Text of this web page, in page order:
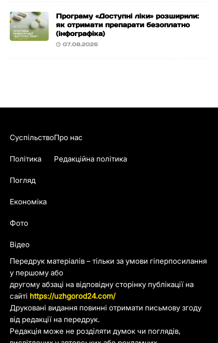
Програму «Доступні ліки» розширили:
як отримати препарати безоплатно
(інфографіка)
07.08.2026
Передрук матеріалів – тільки за умови гіперпосилання
у першому або
другому абзаці на відповідну сторінку публікації на
сайті https://uzhgorod24.com/
Друковані видання повинні отримати письмову згоду
від редакції на передрук.
Редакція може не розділяти думок чи поглядів,
Суспільство
Політика
Погляд
Економіка
Фото
Відео
Про нас
Редакційна політика